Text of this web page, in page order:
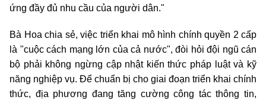
ứng đầy đủ nhu cầu của người dân."
Bà Hoa chia sẻ, việc triển khai mô hình chính quyền 2 cấp
là "cuộc cách mạng lớn của cả nước", đòi hỏi đội ngũ cán
bộ phải không ngừng cập nhật kiến thức pháp luật và kỹ
năng nghiệp vụ. Để chuẩn bị cho giai đoạn triển khai chính
thức, địa phương đang tăng cường công tác thông tin,